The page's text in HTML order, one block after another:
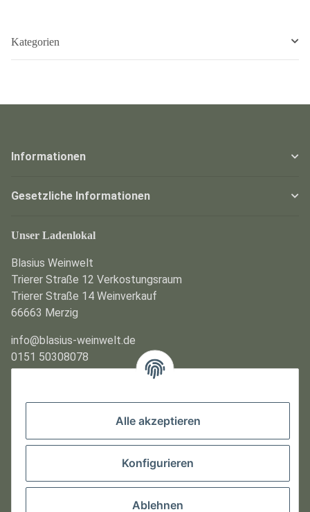
Alle akzeptieren
Konfigurieren
Ablehnen
Kategorien
Informationen
Gesetzliche Informationen
Unser Ladenlokal
Blasius Weinwelt
Trierer Straße 12 Verkostungsraum
Trierer Straße 14 Weinverkauf
66663 Merzig
info@blasius-weinwelt.de
0151 50308078
Montag und Dienstag
Mittwoch bis Freitag und Sonntag